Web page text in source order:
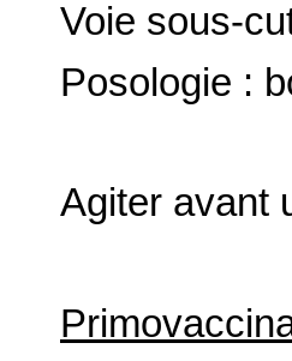
Voie sous-
Posologie :
Agiter avant